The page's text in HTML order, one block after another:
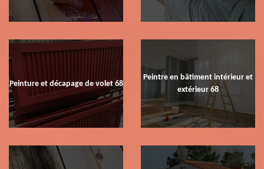
Peinture et décapage de volet 68
Peintre en bâtiment intérieur et
extérieur 68